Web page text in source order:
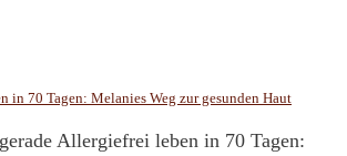
in 70 Tagen: Melanies Weg zur gesunden Haut